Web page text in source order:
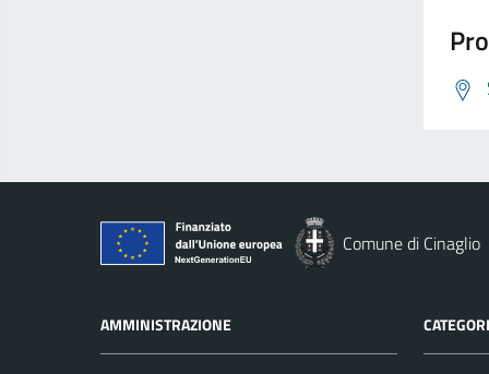
Comune di Cinaglio
AMMINISTRAZIONE